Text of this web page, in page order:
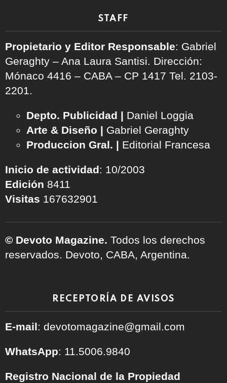
STAFF
Propietario y Editor Responsable: Gabriel
Geraghty – Ana Laura Santisi. Dirección:
Mónaco 4416 – CABA – CP 1417 Tel. 2103-
2201.
Depto. Publicidad | Daniel Loggia
Arte & Diseño | Gabriel Geraghty
Produccion Gral. | Editorial Francesa
Inicio de actividad: 10/2003
Edición 8411
Visitas 167632901
© Devoto Magazine. Todos los derechos
reservados. Devoto, CABA, Argentina.
RECEPTORÍA DE AVISOS
E-mail: devotomagazine@gmail.com
WhatsApp: 11.5006.9840
Registro Nacional de la Propiedad